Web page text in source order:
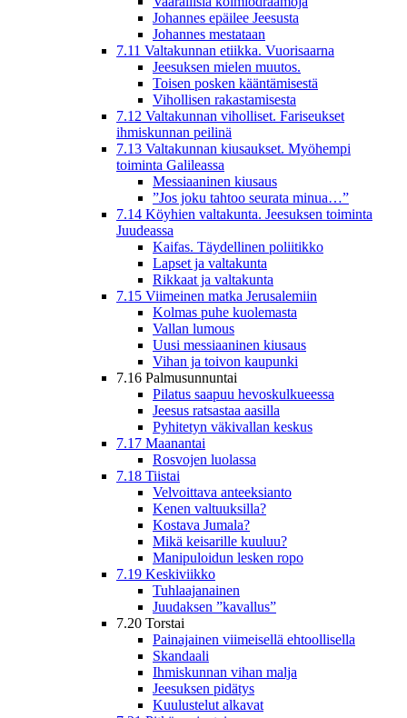
Johannes epäilee Jeesusta
Johannes mestataan
7.11 Valtakunnan etiikka. Vuorisaarna
Jeesuksen mielen muutos.
Toisen posken kääntämisestä
Vihollisen rakastamisesta
7.12 Valtakunnan viholliset. Fariseukset
ihmiskunnan peilinä
7.13 Valtakunnan kiusaukset. Myöhempi
toiminta Galileassa
Messiaaninen kiusaus
”Jos joku tahtoo seurata minua…”
7.14 Köyhien valtakunta. Jeesuksen toiminta
Juudeassa
Kaifas. Täydellinen poliitikko
Lapset ja valtakunta
Rikkaat ja valtakunta
7.15 Viimeinen matka Jerusalemiin
Kolmas puhe kuolemasta
Vallan lumous
Uusi messiaaninen kiusaus
Vihan ja toivon kaupunki
7.16 Palmusunnuntai
Pilatus saapuu hevoskulkueessa
Jeesus ratsastaa aasilla
Pyhitetyn väkivallan keskus
7.17 Maanantai
Rosvojen luolassa
7.18 Tiistai
Velvoittava anteeksianto
Kenen valtuuksilla?
Kostava Jumala?
Mikä keisarille kuuluu?
Manipuloidun lesken ropo
7.19 Keskiviikko
Tuhlaajanainen
Juudaksen ”kavallus”
7.20 Torstai
Painajainen viimeisellä ehtoollisella
Skandaali
Ihmiskunnan vihan malja
Jeesuksen pidätys
Kuulustelut alkavat